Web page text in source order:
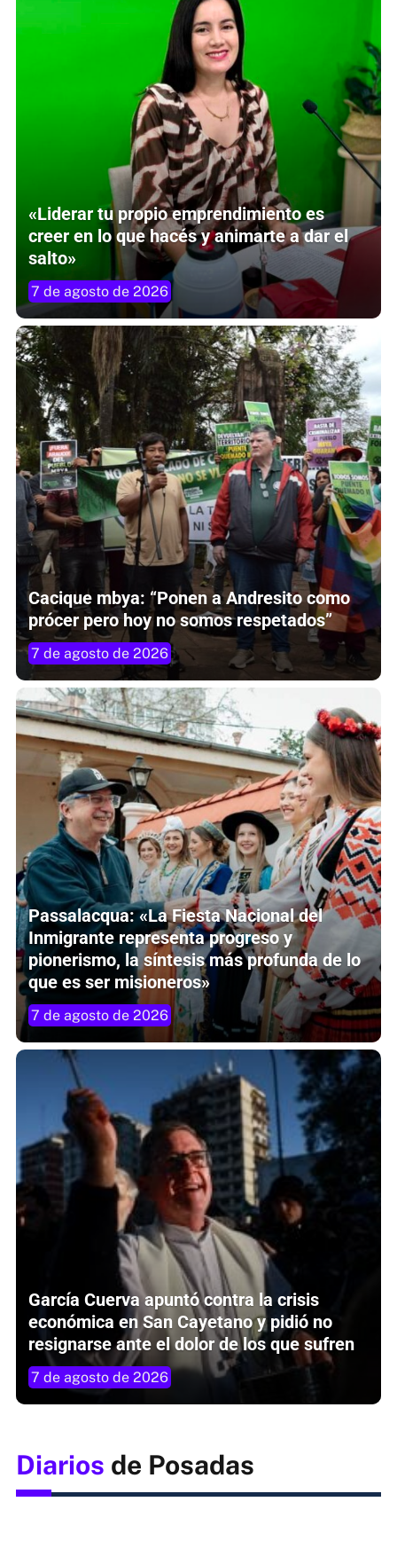
«Liderar tu propio emprendimiento es
creer en lo que hacés y animarte a dar el
salto»
7 de agosto de 2026
Cacique mbya: “Ponen a Andresito como
prócer pero hoy no somos respetados”
7 de agosto de 2026
Passalacqua: «La Fiesta Nacional del
Inmigrante representa progreso y
pionerismo, la síntesis más profunda de lo
que es ser misioneros»
7 de agosto de 2026
García Cuerva apuntó contra la crisis
económica en San Cayetano y pidió no
resignarse ante el dolor de los que sufren
7 de agosto de 2026
Diarios de Posadas